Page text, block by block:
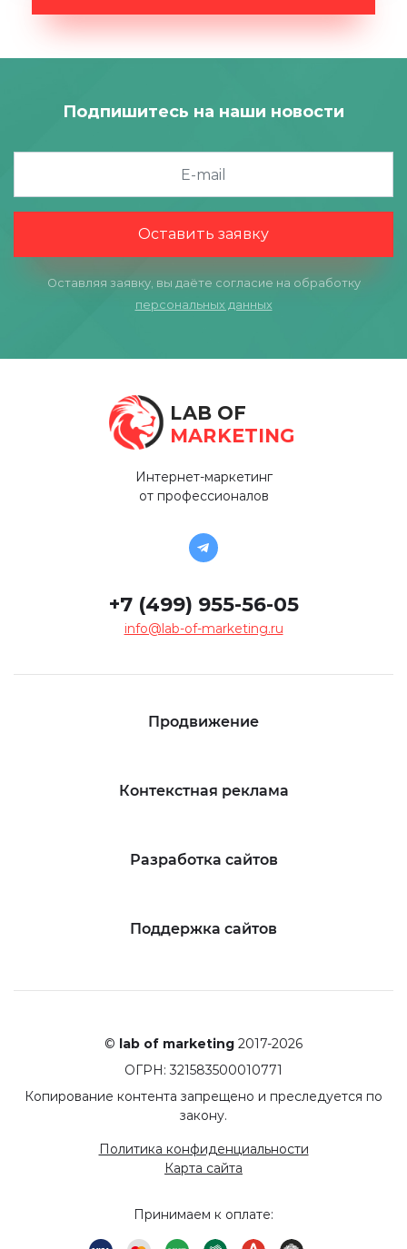
Подпишитесь на наши новости
Оставить заявку
Оставляя заявку, вы даёте согласие на обработку
персональных данных
LAB OF
MARKETING
Интернет-маркетинг
от профессионалов
+7 (499) 955-56-05
info@lab-of-marketing.ru
Продвижение
Контекстная реклама
Разработка сайтов
Поддержка сайтов
© lab of marketing 2017-2026
ОГРН: 321583500010771
Копирование контента запрещено и преследуется по
закону.
Политика конфиденциальности
Карта сайта
Принимаем к оплате: